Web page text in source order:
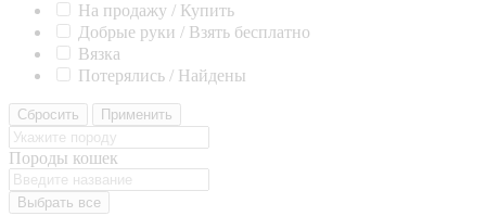
На продажу / Купить
Добрые руки / Взять бесплатно
Вязка
Потерялись / Найдены
Сбросить Применить
Породы кошек
Выбрать все